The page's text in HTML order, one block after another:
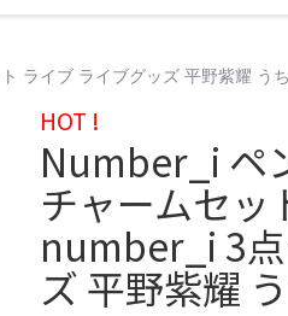
ライブ ライブグッズ 平野紫耀 う
HOT !
Number_i ペ
チャームセッ
number_i 3
ズ 平野紫耀